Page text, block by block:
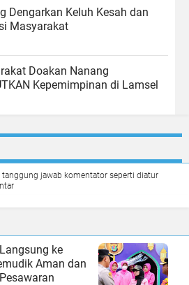
Dengarkan Keluh Kesah dan
Masyarakat
Doakan Nanang
Kepemimpinan di Lamsel
jawab komentator seperti diatur
ke
Aman dan